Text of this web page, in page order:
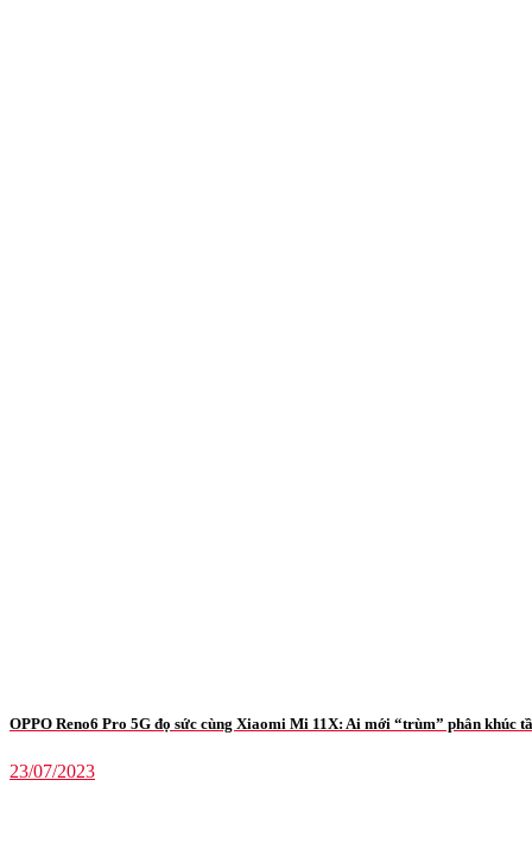
OPPO Reno6 Pro 5G đọ sức cùng Xiaomi Mi 11X: Ai mới “trùm” phân khúc
23/07/2023